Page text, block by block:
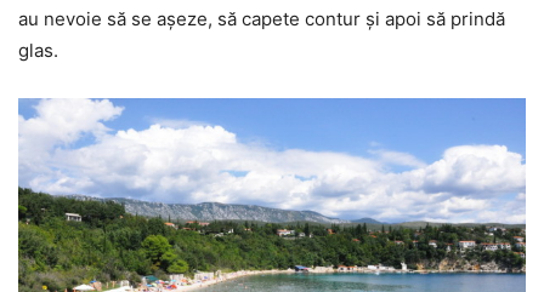
au nevoie să se așeze, să capete contur și apoi să prindă
glas.